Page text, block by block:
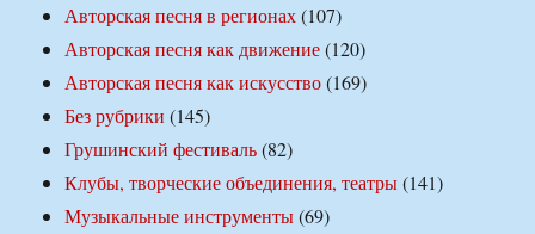
Авторская песня в регионах(107)
Авторская песня как движение(120)
Авторская песня как искусство(169)
Без рубрики (145)
Грушинский фестиваль(82)
Клубы, творческие объединения, театры(141)
Музыкальные инструменты(69)